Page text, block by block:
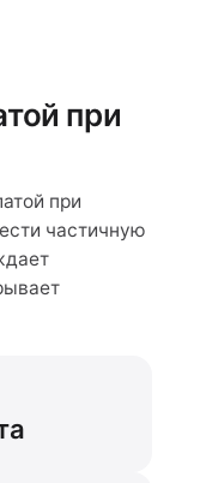
при
при
частичную